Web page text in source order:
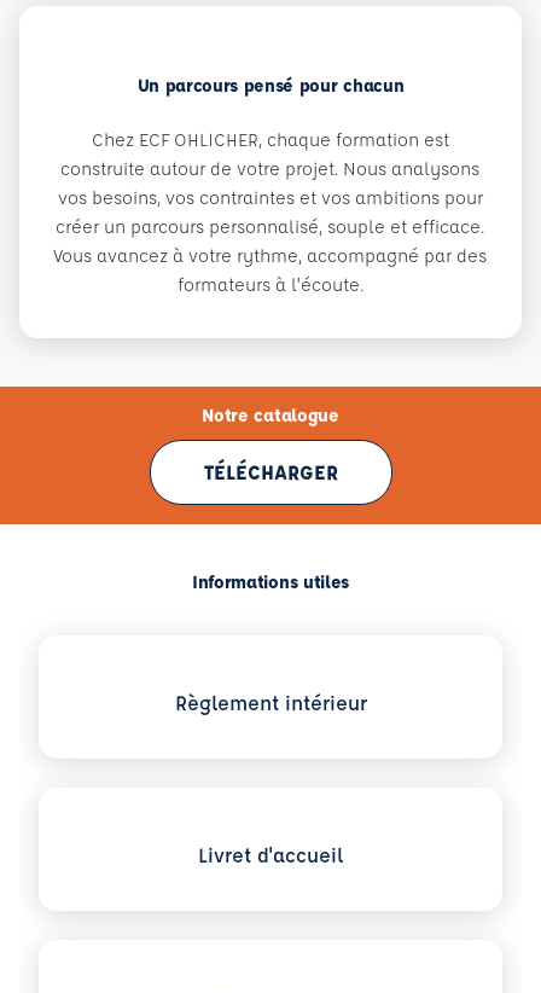
Un parcours pensé pour chacun
Chez ECF OHLICHER, chaque formation est
construite autour de votre projet. Nous analysons
vos besoins, vos contraintes et vos ambitions pour
créer un parcours personnalisé, souple et efficace.
Vous avancez à votre rythme, accompagné par des
formateurs à l’écoute.
Notre catalogue
TÉLÉCHARGER
Informations utiles
Règlement intérieur
Livret d'accueil